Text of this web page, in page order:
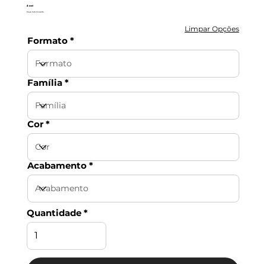
Azuvi
Preço Sob Consulta
Limpar Opções
Formato
Família
Cor
Acabamento
Quantidade